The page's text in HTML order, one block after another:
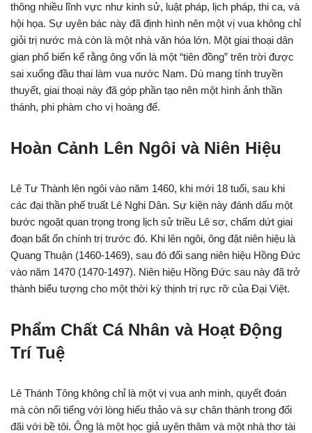
thông nhiều lĩnh vực như kinh sử, luật pháp, lịch pháp, thi ca, và
hội họa. Sự uyên bác này đã định hình nên một vị vua không chỉ
giỏi trị nước mà còn là một nhà văn hóa lớn. Một giai thoại dân
gian phổ biến kể rằng ông vốn là một “tiên đồng” trên trời được
sai xuống đầu thai làm vua nước Nam. Dù mang tính truyền
thuyết, giai thoại này đã góp phần tạo nên một hình ảnh thần
thánh, phi phàm cho vị hoàng đế.
Hoàn Cảnh Lên Ngôi và Niên Hiệu
Lê Tư Thành lên ngôi vào năm 1460, khi mới 18 tuổi, sau khi
các đại thần phế truất Lê Nghi Dân. Sự kiện này đánh dấu một
bước ngoặt quan trọng trong lịch sử triều Lê sơ, chấm dứt giai
đoạn bất ổn chính trị trước đó. Khi lên ngôi, ông đặt niên hiệu là
Quang Thuận (1460-1469), sau đó đổi sang niên hiệu Hồng Đức
vào năm 1470 (1470-1497). Niên hiệu Hồng Đức sau này đã trở
thành biểu tượng cho một thời kỳ thịnh trị rực rỡ của Đại Việt.
Phẩm Chất Cá Nhân và Hoạt Động
Trí Tuệ
Lê Thánh Tông không chỉ là một vị vua anh minh, quyết đoán
mà còn nổi tiếng với lòng hiếu thảo và sự chân thành trong đối
đãi với bề tôi. Ông là một học giả uyên thâm và một nhà thơ tài